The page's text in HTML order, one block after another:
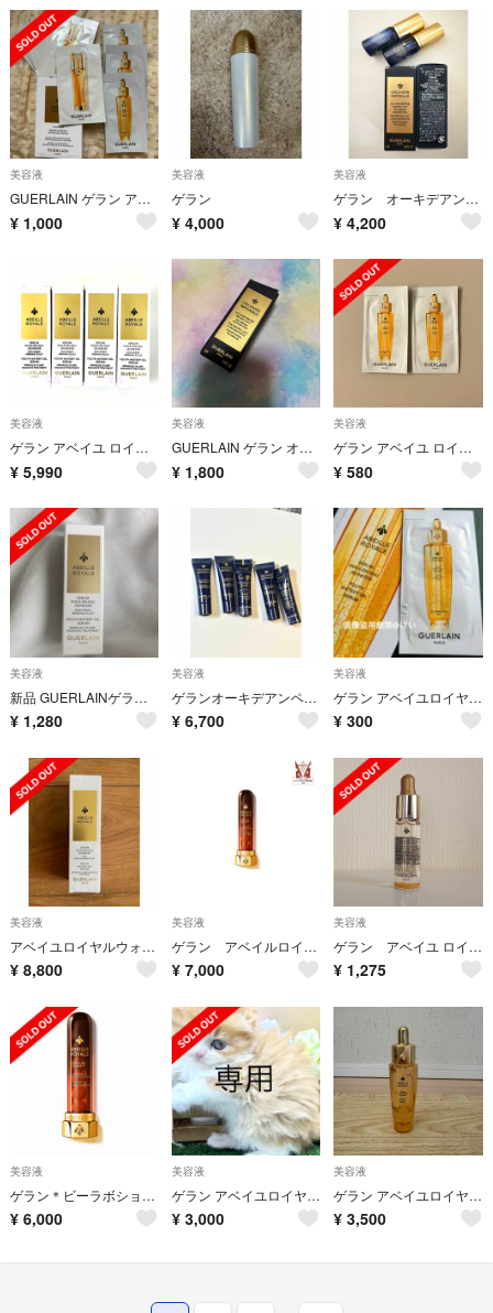
美容液
GUERLAIN ゲラン アベイユロイヤルダブルRセロム＆オイルセロム 新品
¥ 1,000
美容液
ゲラン
¥ 4,000
美容液
ゲラン オーキデアンペリアル ザリフトセロム サンプルボトル2個
¥ 4,200
美容液
ゲラン アベイユ ロイヤル ウォータリー オイル セロム 美容液
¥ 5,990
美容液
GUERLAIN ゲラン オーキデアンペリアル ザリフトセロム 美容液 5ml
¥ 1,800
美容液
ゲラン アベイユ ロイヤル ウォータリー オイル セロム
¥ 580
美容液
新品 GUERLAINゲラン 美容液
¥ 1,280
美容液
ゲランオーキデアンペリアル ザ リフトセロム サンプル
¥ 6,700
美容液
ゲラン アベイユロイヤル ウォータリー オイル セロム 美容液 サンプル
¥ 300
美容液
アベイユロイヤルウォータリーオイルセロム 30ml
¥ 8,800
美容液
ゲラン アベイルロイヤル ビーラボショット
¥ 7,000
美容液
ゲラン アベイユ ロイヤル ウォータリー オイル セロム サンプル
¥ 1,275
美容液
ゲラン＊ビーラボショット
¥ 6,000
美容液
ゲラン アベイユロイヤル美容液
¥ 3,000
美容液
ゲラン アベイユロイヤルウォータリーオイルセラム
¥ 3,500